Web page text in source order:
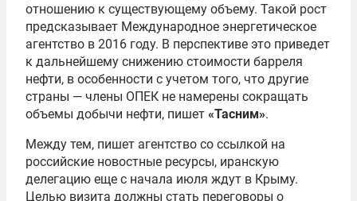
отношению к существующему объему. Такой рост
предсказывает Международное энергетическое
агентство в 2016 году. В перспективе это приведет
к дальнейшему снижению стоимости барреля
нефти, в особенности с учетом того, что другие
страны — члены ОПЕК не намерены сокращать
объемы добычи нефти, пишет «Тасним».
Между тем, пишет агентство со ссылкой на
российские новостные ресурсы, иранскую
делегацию еще с начала июля ждут в Крыму.
Целью визита должны стать переговоры о